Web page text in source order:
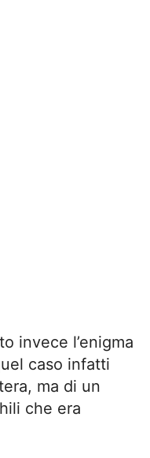
invece l’enigma
caso infatti
ma di un
che era